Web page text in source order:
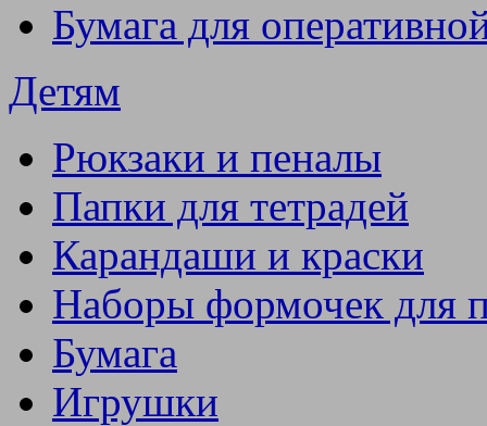
Бумага для
Детям
Рюкзаки и пеналы
Папки для тетрадей
Карандаши и краски
Наборы формочек для
Бумага
Игрушки